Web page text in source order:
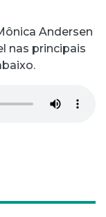
Andersen
nas principais